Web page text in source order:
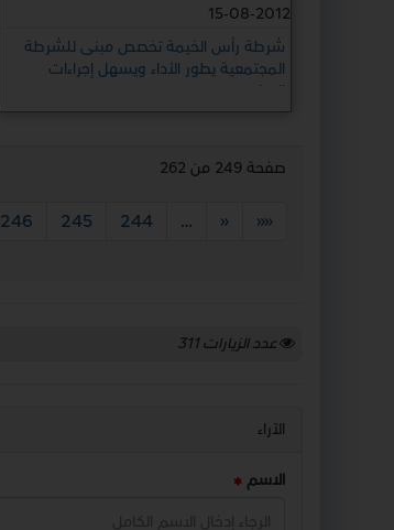
15-08-2012
شرطة رأس الخيمة تخصص مبنى للشرطة
المجتمعية يطور الأداء ويسهل إجراءات
المراجعين
صفحة 249 من 262
««
«
…
244
245
246
عدد الزيارات311
الآراء
الاسم